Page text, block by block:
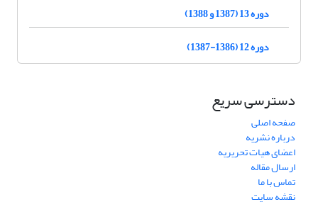
دوره 13 (1387 و 1388)
دوره 12 (1386-1387)
دسترسی سریع
صفحه اصلی
درباره نشریه
اعضای هیات تحریریه
ارسال مقاله
تماس با ما
نقشه سایت